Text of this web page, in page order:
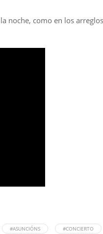
noche, como en los
#ASUNCIÓNS #CONCIERTO